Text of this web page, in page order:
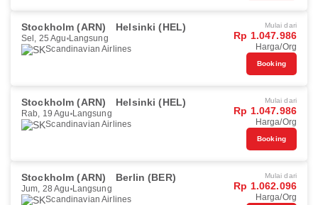
Stockholm (ARN) Helsinki (HEL)
Sel, 25 Agu Langsung
Scandinavian Airlines
Mulai dari
Rp 1.047.986
Harga/Org
Booking
Stockholm (ARN) Helsinki (HEL)
Rab, 19 Agu Langsung
Scandinavian Airlines
Mulai dari
Rp 1.047.986
Harga/Org
Booking
Stockholm (ARN) Berlin (BER)
Jum, 28 Agu Langsung
Scandinavian Airlines
Mulai dari
Rp 1.062.096
Harga/Org